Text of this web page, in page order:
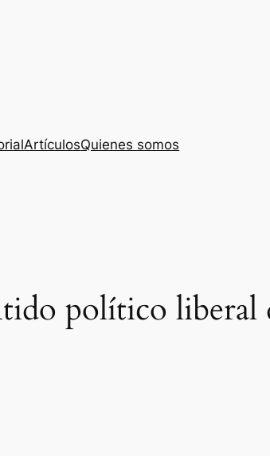
ArtículosQuienes somos
político